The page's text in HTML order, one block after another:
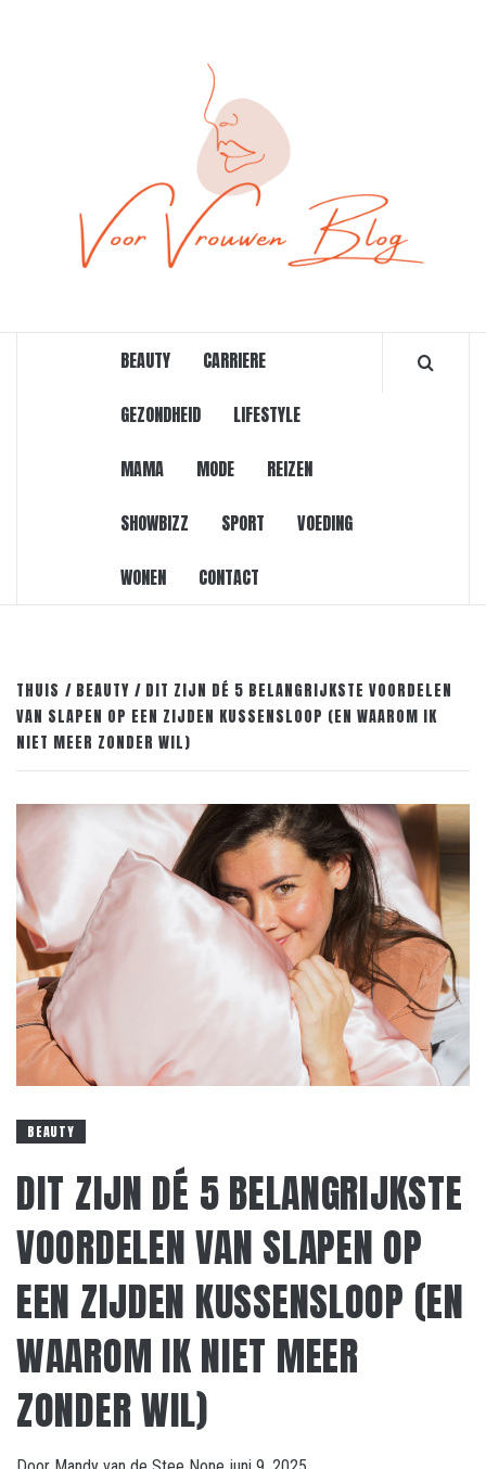
BEAUTY CARRIERE
GEZONDHEID LIFESTYLE
MAMA MODE REIZEN
SHOWBIZZ SPORT VOEDING
WONEN CONTACT
THUIS BEAUTY
DIT ZIJN DÉ 5 BELANGRIJKSTE VOORDELEN
VAN SLAPEN OP EEN ZIJDEN KUSSENSLOOP (EN WAAROM IK
NIET MEER ZONDER WIL)
BEAUTY
DIT ZIJN DÉ 5 BELANGRIJKSTE
VOORDELEN VAN SLAPEN OP
EEN ZIJDEN KUSSENSLOOP (EN
WAAROM IK NIET MEER
ZONDER WIL)